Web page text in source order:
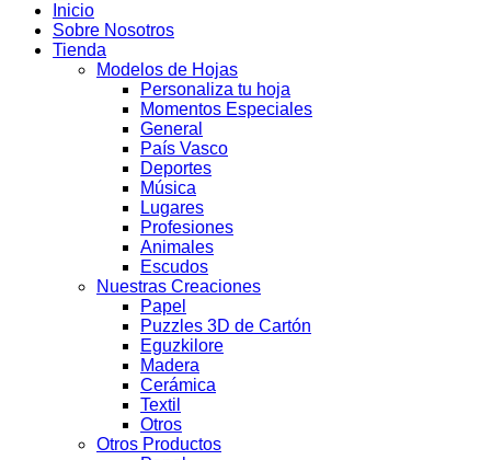
Inicio
Sobre Nosotros
Tienda
Modelos de Hojas
Personaliza tu hoja
Momentos Especiales
General
País Vasco
Deportes
Música
Lugares
Profesiones
Animales
Escudos
Nuestras Creaciones
Papel
Puzzles 3D de Cartón
Eguzkilore
Madera
Cerámica
Textil
Otros
Otros Productos